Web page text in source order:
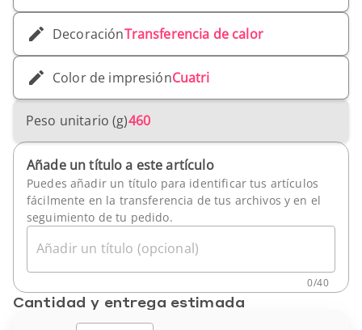
DecoraciónTransferencia de calor
Color de impresiónCuatri
Peso unitario (g)460
Añade un título a este artículo
Puedes añadir un título para identificar tus artículos
fácilmente en la transferencia de tus archivos y en el
seguimiento de tu pedido.
Añadir un título (opcional)
0/40
Cantidad y entrega estimada